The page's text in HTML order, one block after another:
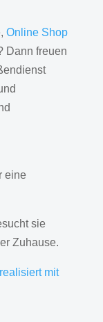
Online Shop
Dann freuen
eine
sie
Zuhause.
mit